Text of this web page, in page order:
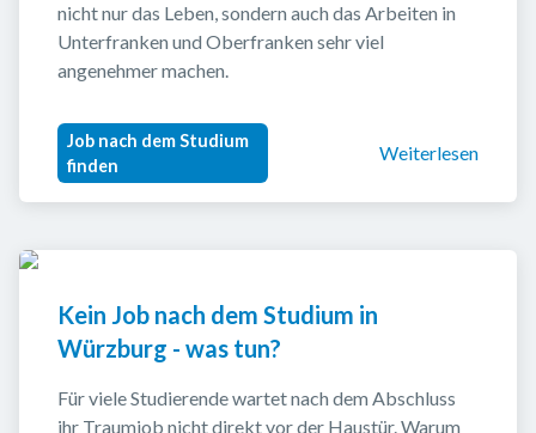
nicht nur das Leben, sondern auch das Arbeiten in
Unterfranken und Oberfranken sehr viel
angenehmer machen.
Job nach dem Studium
finden
Weiterlesen
Kein Job nach dem Studium in
Würzburg - was tun?
Für viele Studierende wartet nach dem Abschluss
ihr Traumjob nicht direkt vor der Haustür. Warum